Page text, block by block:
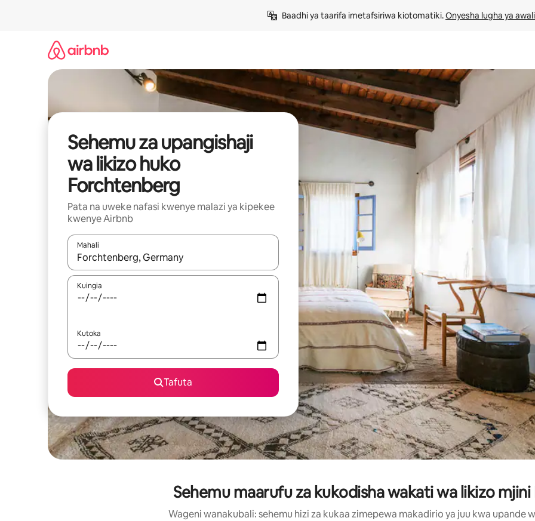
Baadhi ya taarifa imetafsiriwa kiotomatiki. Onyesha lugha ya awali
Sehemu za upangishaji
wa likizo huko
Forchtenberg
Pata na uweke nafasi kwenye malazi ya kipekee
kwenye Airbnb
Mahali
Wakati matokeo yanapatikana, vinjari kwa kutumia vitufe vya vishale vya juu na chini au uchunguze kwa kugusa au
Kuingia
Kutoka
Tafuta
Sehemu maarufu za kukodisha wakati wa likizo
Wageni wanakubali: sehemu hizi za kukaa zimepewa makadirio ya juu kwa upande